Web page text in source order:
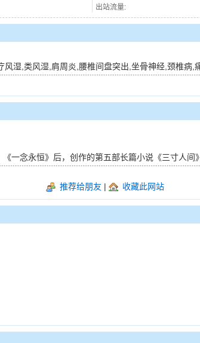
出站流量:
湿,类风湿,肩周炎,腰椎间盘突出,坐骨神经,颈椎病,
一念永恒》后，创作的第五部长篇小说《三寸人
推荐给朋友 | 收藏此网站